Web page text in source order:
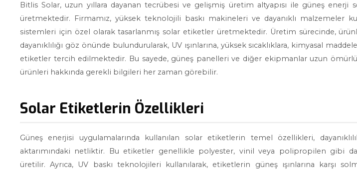
Bitlis Solar, uzun yıllara dayanan tecrübesi ve gelişmiş üretim altyapısı ile güneş enerji
üretmektedir. Firmamız, yüksek teknolojili baskı makineleri ve dayanıklı malzemeler
sistemleri için özel olarak tasarlanmış solar etiketler üretmektedir. Üretim sürecinde,
dayanıklılığı göz önünde bulundurularak, UV ışınlarına, yüksek sıcaklıklara, kimyasal
etiketler tercih edilmektedir. Bu sayede, güneş panelleri ve diğer ekipmanlar uzun ömürlü
ürünleri hakkında gerekli bilgileri her zaman görebilir.
Solar Etiketlerin Özellikleri
Güneş enerjisi uygulamalarında kullanılan solar etiketlerin temel özellikleri,
aktarımındaki netliktir. Bu etiketler genellikle polyester, vinil veya polipropilen gibi
üretilir. Ayrıca, UV baskı teknolojileri kullanılarak, etiketlerin güneş ışınlarına karşı